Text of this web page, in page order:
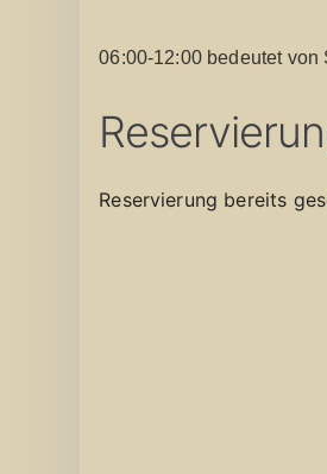
06:00-12:00 bedeutet
Reservierung bereits